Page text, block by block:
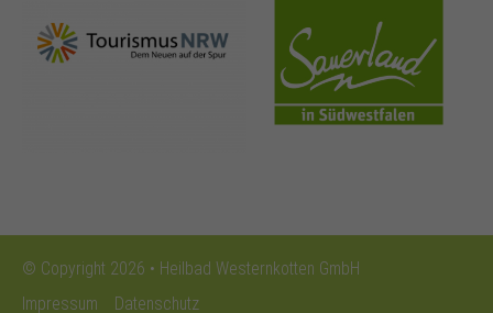
nrw-
tourismus.de
sauerland.co
m
© Copyright 2026 • Heilbad Westernkotten GmbH
Impressum
Datenschutz